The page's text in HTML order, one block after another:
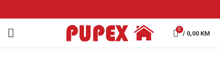
0
/ 0,00 KM